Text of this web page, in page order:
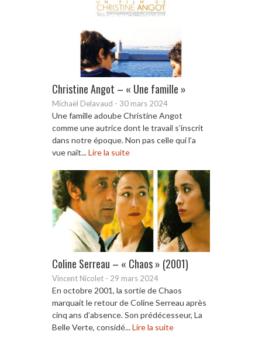
Christine Angot – « Une famille »
Michaël Delavaud - 30 mars 2024
Une famille adoube Christine Angot
comme une autrice dont le travail s’inscrit
dans notre époque. Non pas celle qui l’a
vue naît...Lire la suite
Coline Serreau – « Chaos » (2001)
Vincent Nicolet - 29 mars 2024
En octobre 2001, la sortie de Chaos
marquait le retour de Coline Serreau après
cinq ans d’absence. Son prédécesseur, La
Belle Verte, considé...Lire la suite